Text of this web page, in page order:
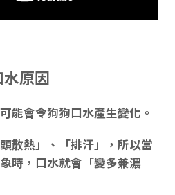
原因
能會令狗狗口水產生變化。
散熱」、「排汗」，所以當
時 ，口水就會「變多兼濃